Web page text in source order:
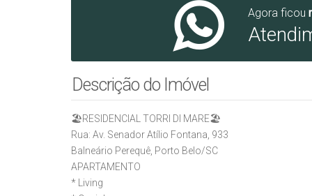
Agora ficou
Descrição do Imóvel
🏖️RESIDENCIAL TORRI DI MARE🏖️
Rua: Av. Senador Atílio Fontana, 933
Balneário Perequê, Porto Belo/SC
APARTAMENTO
* Living